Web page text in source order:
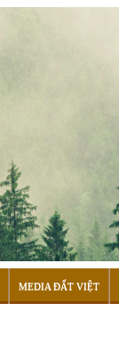
MEDIA ĐẤT VIỆT